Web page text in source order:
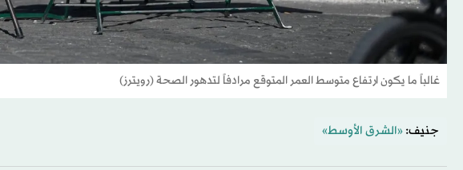
غالباً ما يكون ارتفاع متوسط العمر المتوقع مرادفاً لتدهور الصحة (رويترز)
جنيف: «الشرق الأوسط»